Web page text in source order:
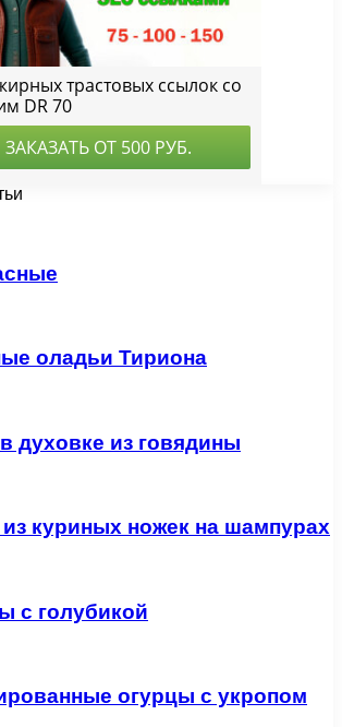
оладьи Тириона
духовке из говядины
куриных ножек на шампурах
с голубикой
огурцы с укропом